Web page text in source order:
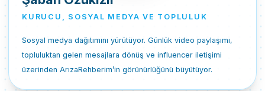
KURUCU, SOSYAL MEDYA VE TOPLULUK
Sosyal medya dağıtımını yürütüyor. Günlük video paylaşımı,
topluluktan gelen mesajlara dönüş ve influencer iletişimi
üzerinden ArızaRehberim’in görünürlüğünü büyütüyor.